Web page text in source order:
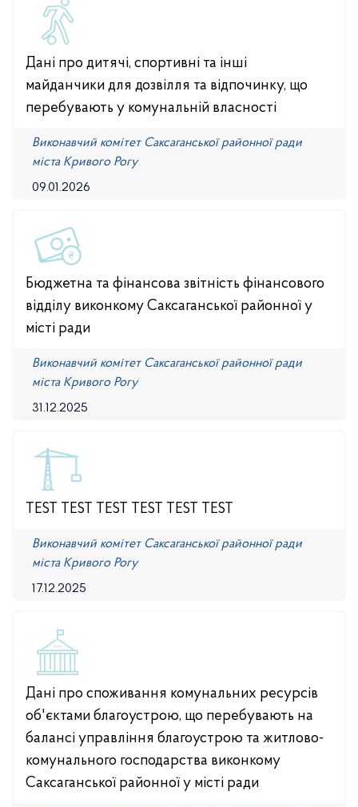
Дані про дитячі, спортивні та інші
майданчики для дозвілля та відпочинку, що
перебувають у комунальній власності
09.01.2026
Виконавчий комітет Саксаганської районної ради
міста Кривого Рогу
Бюджетна та фінансова звітність фінансового
відділу виконкому Саксаганської районної у
місті ради
31.12.2025
Виконавчий комітет Саксаганської районної ради
міста Кривого Рогу
TEST TEST TEST TEST TEST TEST
17.12.2025
Виконавчий комітет Саксаганської районної ради
міста Кривого Рогу
Дані про споживання комунальних ресурсів
об'єктами благоустрою, що перебувають на
балансі управління благоустрою та житлово-
комунального господарства виконкому
Саксаганської районної у місті ради